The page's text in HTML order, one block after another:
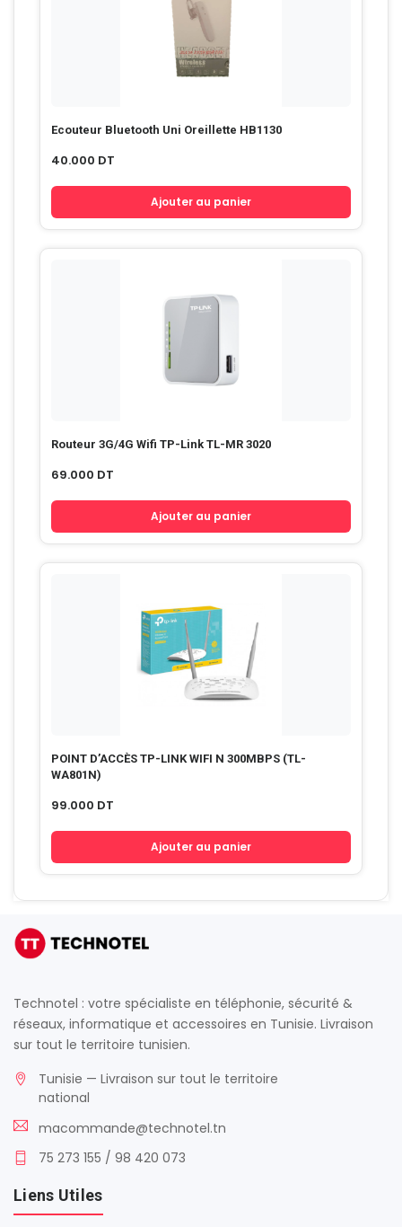
Ecouteur Bluetooth Uni Oreillette HB1130
40.000 DT
Ajouter au panier
Routeur 3G/4G Wifi TP-Link TL-MR 3020
69.000 DT
Ajouter au panier
POINT D’ACCÈS TP-LINK WIFI N 300MBPS (TL-
WA801N)
99.000 DT
Ajouter au panier
Technotel : votre spécialiste en téléphonie, sécurité &
réseaux, informatique et accessoires en Tunisie. Livraison
sur tout le territoire tunisien.
Tunisie — Livraison sur tout le territoire
national
macommande@technotel.tn
75 273 155 / 98 420 073
Liens Utiles